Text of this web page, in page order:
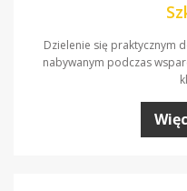
Dzielenie się praktycznym
nabywanym podczas